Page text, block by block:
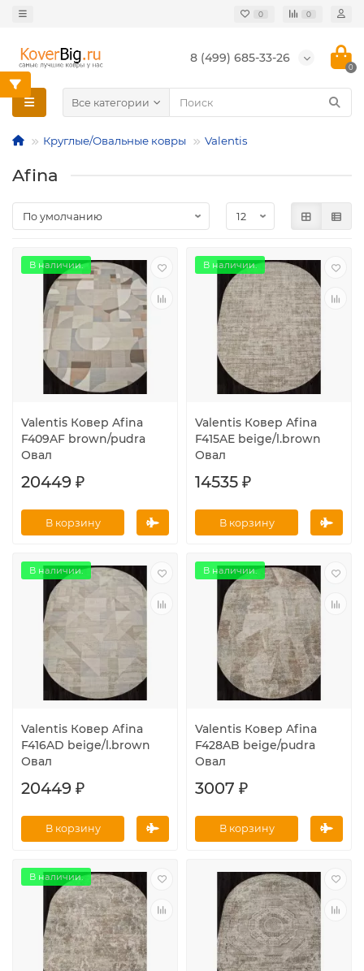
0 0
8 (499) 685-33-26
0
Все категории
Круглые/Овальные ковры Valentis
Afina
В наличии.
Valentis Ковер Afina
F409AF brown/pudra
Овал
20449 ₽
В корзину
В наличии.
Valentis Ковер Afina
F415AE beige/l.brown
Овал
14535 ₽
В корзину
В наличии.
Valentis Ковер Afina
F416AD beige/l.brown
Овал
20449 ₽
В корзину
В наличии.
Valentis Ковер Afina
F428AB beige/pudra
Овал
3007 ₽
В корзину
В наличии.